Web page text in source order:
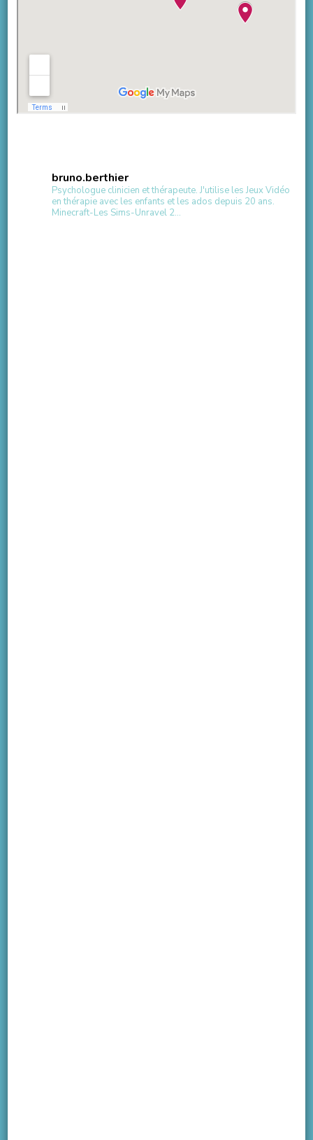
bruno.berthier
Psychologue clinicien et thérapeute.J'utilise les Jeux Vidéo
en thérapie avec les enfants et les ados depuis 20 ans.
Minecraft-Les Sims-Unravel 2...